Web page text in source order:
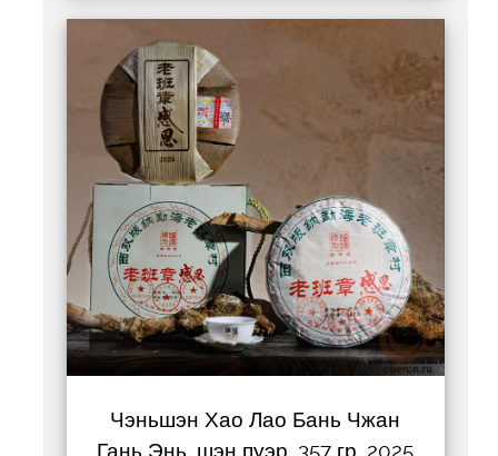
Чэньшэн Хао Лао Бань Чжан
Гань Энь, шэн пуэр, 357 гр, 2025